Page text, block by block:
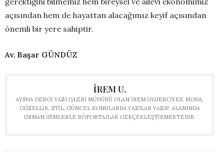
açısından hem de hayattan alacağımız keyif açısından
önemli bir yere sahiptir.
Av. Başar GÜNDÜZ
İREM U.
AYSHA DERGI YAZI İŞLERI MÜDÜRÜ OLAN İREM ULUERCIYES, MODA,
GÜZELLIK, STIL, GÜNCEL KONULARDA YAZILAR YAZIP, ALANINDA
UZMAN ISIMLERLE RÖPORTAJLAR GERÇEKLEŞTIRMEKTEDIR.